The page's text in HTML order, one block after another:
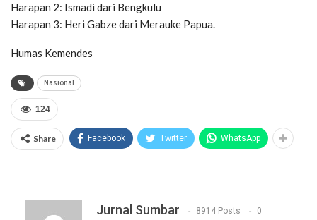
Harapan 2: Ismadi dari Bengkulu
Harapan 3: Heri Gabze dari Merauke Papua.
Humas Kemendes
Nasional
124
Share Facebook Twitter WhatsApp
Jurnal Sumbar 8914 Posts 0